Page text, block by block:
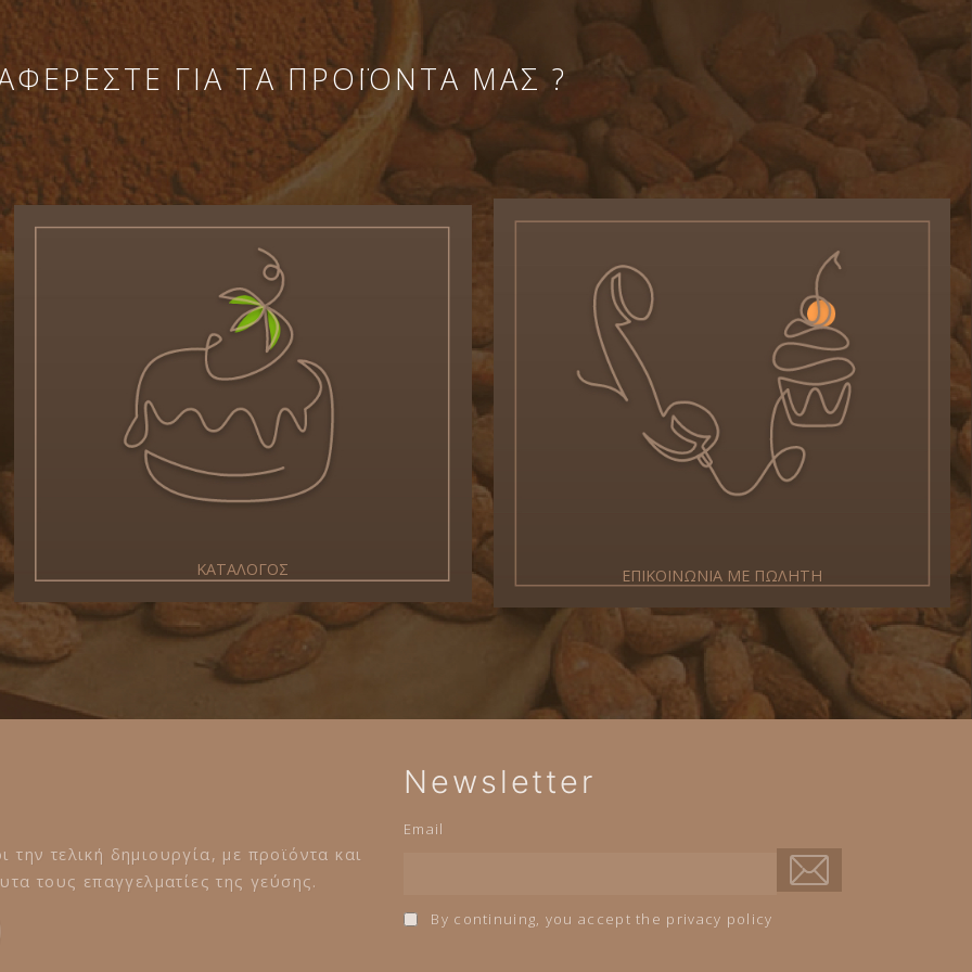
ΓΙΑ ΤΑ ΠΡΟΪΟΝΤΑ ΜΑΣ ?
ΚΑΤΑΛΟΓΟΣ ΕΠΙΚΟΙΝΩΝΙΑ ΜΕ ΠΩΛΗΤΗ
τελική δημιουργία, με προϊόντα και
τους επαγγελματίες της γεύσης.
Newsletter
Email
By continuing, you accept the privacy policy